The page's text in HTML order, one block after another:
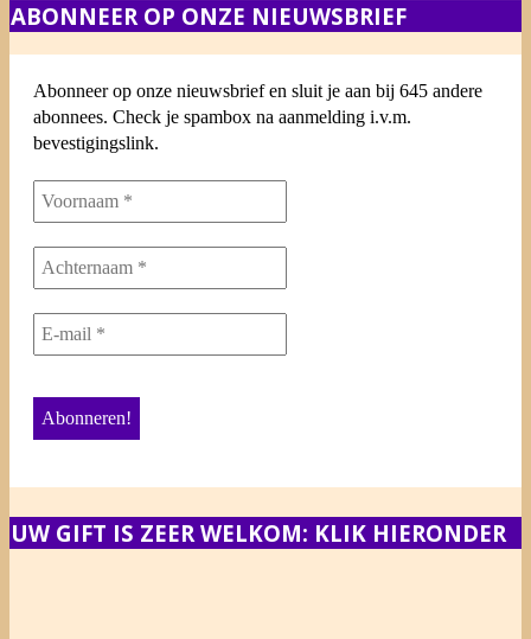
ABONNEER OP ONZE NIEUWSBRIEF
Abonneer op onze nieuwsbrief en sluit je aan bij 645 andere
abonnees. Check je spambox na aanmelding i.v.m.
bevestigingslink.
UW GIFT IS ZEER WELKOM: KLIK HIERONDER